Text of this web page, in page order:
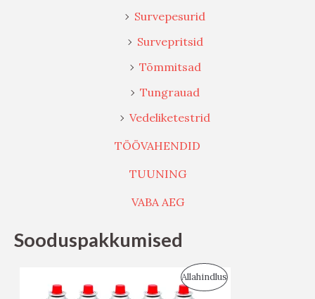
Survepesurid
Survepritsid
Tõmmitsad
Tungrauad
Vedeliketestrid
TÖÖVAHENDID
TUUNING
VABA AEG
Sooduspakkumised
AllahindlusS